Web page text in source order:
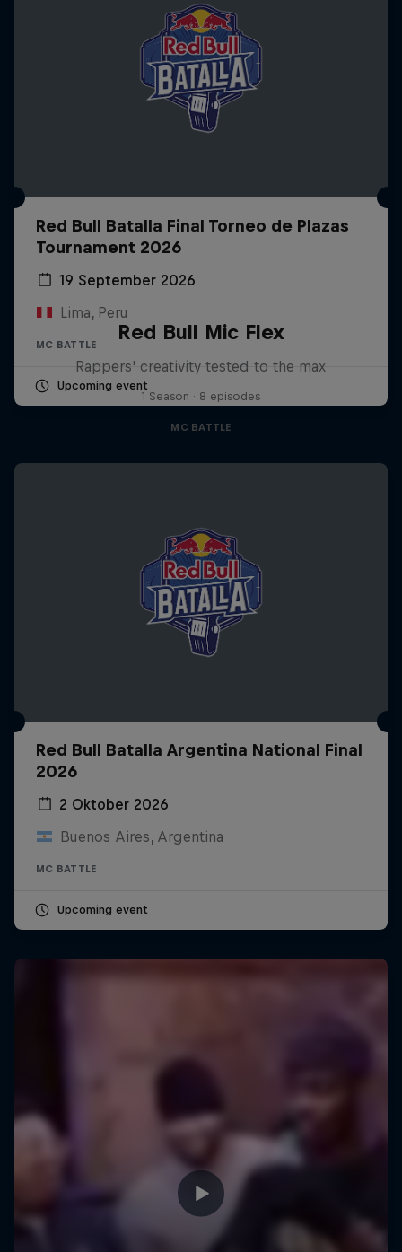
Red Bull Batalla Final Torneo de Plazas
Tournament 2026
19 September 2026
Lima, Peru
MC BATTLE
Upcoming event
Red Bull Mic Flex
Rappers' creativity tested to the max
1 Season · 8 episodes
MC BATTLE
Red Bull Batalla Argentina National Final
2026
2 Oktober 2026
Buenos Aires, Argentina
MC BATTLE
Upcoming event